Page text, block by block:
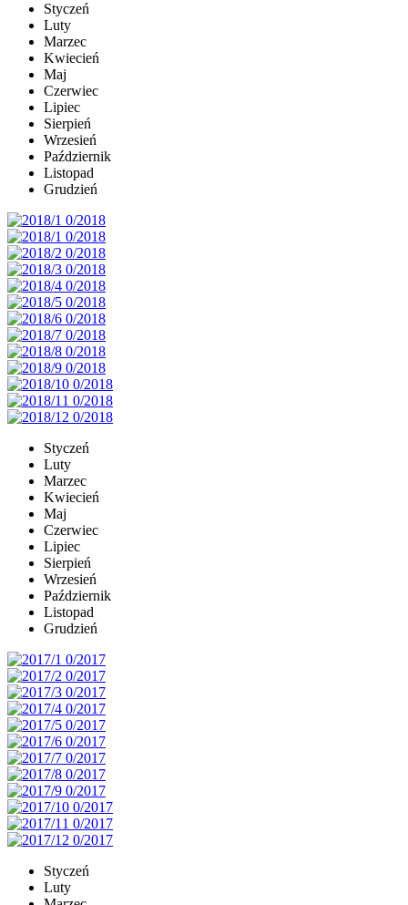
Styczeń
Luty
Marzec
Kwiecień
Maj
Czerwiec
Lipiec
Sierpień
Wrzesień
Październik
Listopad
Grudzień
Styczeń
Luty
Marzec
Kwiecień
Maj
Czerwiec
Lipiec
Sierpień
Wrzesień
Październik
Listopad
Grudzień
Styczeń
Luty